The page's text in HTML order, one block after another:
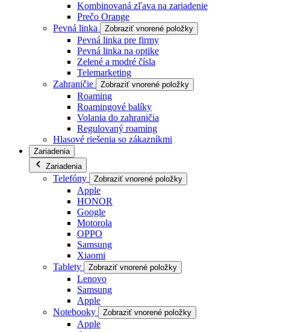
Kombinovaná zľava na zariadenie
Prečo Orange
Pevná linka
Zobraziť vnorené položky
Pevná linka pre firmy
Pevná linka na optike
Zelené a modré čísla
Telemarketing
Zahraničie
Zobraziť vnorené položky
Roaming
Roamingové balíky
Volania do zahraničia
Regulovaný roaming
Hlasové riešenia so zákazníkmi
Zariadenia
Zariadenia
Telefóny Zobraziť vnorené položky
Apple
HONOR
Google
Motorola
OPPO
Samsung
Xiaomi
Tablety
Zobraziť vnorené položky
Lenovo
Samsung
Apple
Notebooky
Zobraziť vnorené položky
Apple